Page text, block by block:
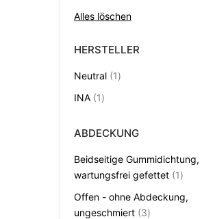
Alles löschen
HERSTELLER
Neutral 1Artikel
INA 1Artikel
ABDECKUNG
Beidseitige Gummidichtung,
wartungsfrei gefettet 1Artikel
Offen - ohne Abdeckung,
ungeschmiert 3Artikel